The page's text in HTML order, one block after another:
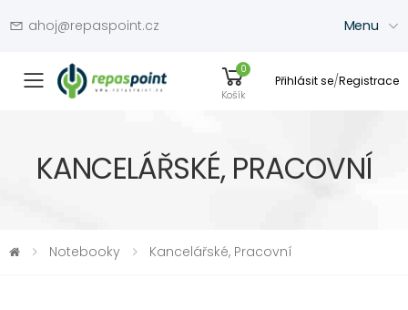
ahoj@repaspoint.cz Menu
Přepínač menu
0
Košík
Přihlásit se/Registrace
KANCELÁŘSKÉ, PRACOVNÍ
Notebooky Kancelářské, Pracovní